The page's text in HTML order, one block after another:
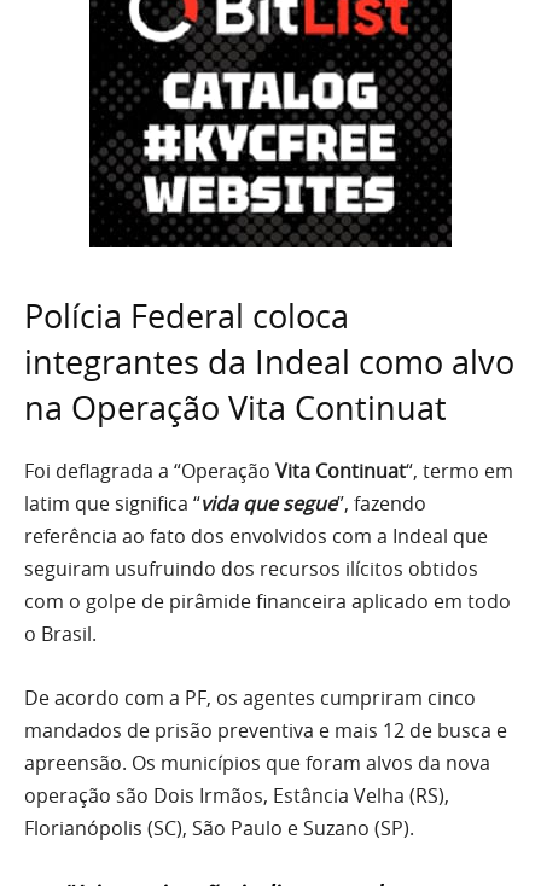
Polícia Federal coloca
integrantes da Indeal como alvo
na Operação Vita Continuat
Foi deflagrada a “Operação Vita Continuat“, termo em
latim que significa “vida que segue”, fazendo
referência ao fato dos envolvidos com a Indeal que
seguiram usufruindo dos recursos ilícitos obtidos
com o golpe de pirâmide financeira aplicado em todo
o Brasil.
De acordo com a PF, os agentes cumpriram cinco
mandados de prisão preventiva e mais 12 de busca e
apreensão. Os municípios que foram alvos da nova
operação são Dois Irmãos, Estância Velha (RS),
Florianópolis (SC), São Paulo e Suzano (SP).